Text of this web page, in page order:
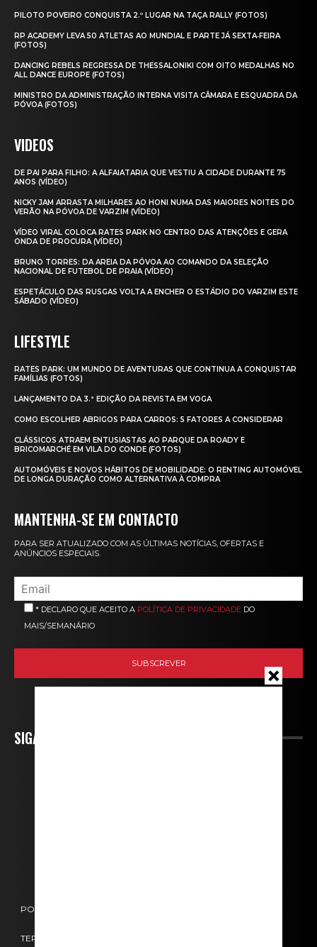
PILOTO POVEIRO CONQUISTA 2.º LUGAR NA TAÇA RALLY (FOTOS)
RP ACADEMY LEVA 50 ATLETAS AO MUNDIAL E PARTE JÁ SEXTA‑FEIRA
(FOTOS)
DANCING REBELS REGRESSA DE THESSALONIKI COM OITO MEDALHAS NO
ALL DANCE EUROPE (FOTOS)
MINISTRO DA ADMINISTRAÇÃO INTERNA VISITA CÂMARA E ESQUADRA DA
PÓVOA (FOTOS)
VIDEOS
DE PAI PARA FILHO: A ALFAIATARIA QUE VESTIU A CIDADE DURANTE 75
ANOS (VÍDEO)
NICKY JAM ARRASTA MILHARES AO HONI NUMA DAS MAIORES NOITES DO
VERÃO NA PÓVOA DE VARZIM (VÍDEO)
VÍDEO VIRAL COLOCA RATES PARK NO CENTRO DAS ATENÇÕES E GERA
ONDA DE PROCURA (VÍDEO)
BRUNO TORRES: DA AREIA DA PÓVOA AO COMANDO DA SELEÇÃO
NACIONAL DE FUTEBOL DE PRAIA (VÍDEO)
ESPETÁCULO DAS RUSGAS VOLTA A ENCHER O ESTÁDIO DO VARZIM ESTE
SÁBADO (VÍDEO)
LIFESTYLE
RATES PARK: UM MUNDO DE AVENTURAS QUE CONTINUA A CONQUISTAR
FAMÍLIAS (FOTOS)
LANÇAMENTO DA 3.ª EDIÇÃO DA REVISTA EM VOGA
COMO ESCOLHER ABRIGOS PARA CARROS: 5 FATORES A CONSIDERAR
CLÁSSICOS ATRAEM ENTUSIASTAS AO PARQUE DA ROADY E
BRICOMARCHÉ EM VILA DO CONDE (FOTOS)
AUTOMÓVEIS E NOVOS HÁBITOS DE MOBILIDADE: O RENTING AUTOMÓVEL
DE LONGA DURAÇÃO COMO ALTERNATIVA À COMPRA
MANTENHA-SE EM CONTACTO
PARA SER ATUALIZADO COM AS ÚLTIMAS NOTÍCIAS, OFERTAS E
ANÚNCIOS ESPECIAIS.
* DECLARO QUE ACEITO A POLÍTICA DE PRIVACIDADE DO
MAIS/SEMANÁRIO
SIGA-NOS
POLÍTICA DE COOKIES
TERMOS E CONDIÇÕES